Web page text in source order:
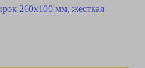
260х100 мм, жесткая